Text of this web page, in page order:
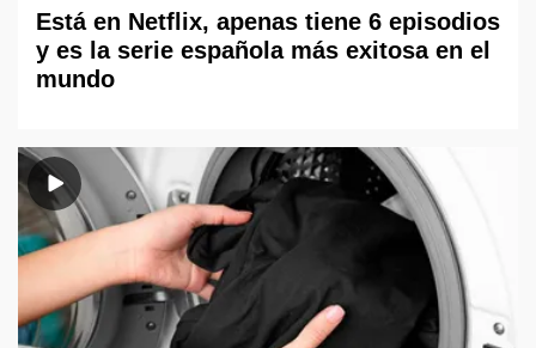
Está en Netflix, apenas tiene 6 episodios
y es la serie española más exitosa en el
mundo